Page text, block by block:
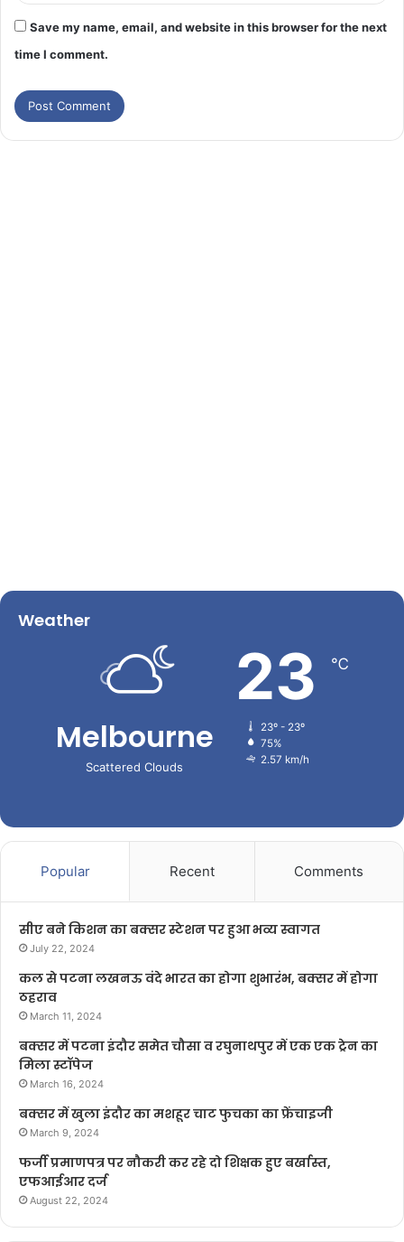
Save my name, email, and website in this browser for the next
time I comment.
Weather
Melbourne
Scattered Clouds
23 ℃
23º - 23º
75%
2.57 km/h
Popular Recent Comments
सीए बने किशन का बक्सर स्टेशन पर हुआ भव्य स्वागत
July 22, 2024
कल से पटना लखनऊ वंदे भारत का होगा शुभारंभ, बक्सर में होगा
ठहराव
March 11, 2024
बक्सर में पटना इंदौर समेत चौसा व रघुनाथपुर में एक एक ट्रेन का
मिला स्टॉपेज
March 16, 2024
बक्सर में खुला इंदौर का मशहूर चाट फुचका का फ्रेंचाइजी
March 9, 2024
फर्जी प्रमाणपत्र पर नौकरी कर रहे दो शिक्षक हुए बर्खास्त,
एफआईआर दर्ज
August 22, 2024